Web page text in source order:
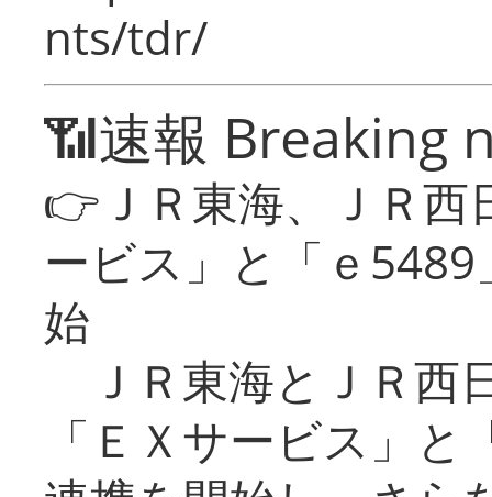
nts/tdr/
📶速報 Breaking
👉ＪＲ東海、ＪＲ
ービス」と「ｅ
始
ＪＲ東海とＪＲ西
「ＥＸサービス」